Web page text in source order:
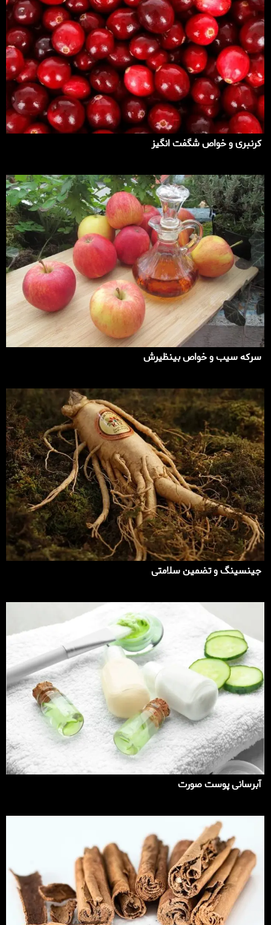
کرنبری و خواص شگفت انگیز
سرکه سیب و خواص بینظیرش
جینسینگ و تضمین سلامتی
آبرسانی پوست صورت